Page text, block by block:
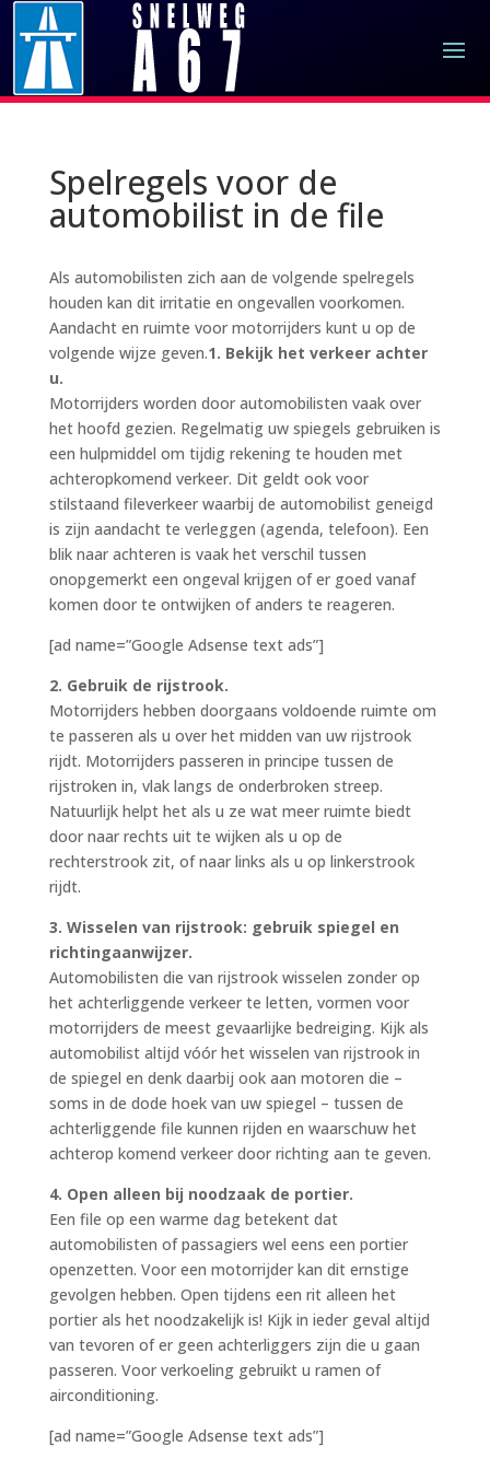
Spelregels voor de
automobilist in de file
Als automobilisten zich aan de volgende spelregels
houden kan dit irritatie en ongevallen voorkomen.
Aandacht en ruimte voor motorrijders kunt u op de
volgende wijze geven.1. Bekijk het verkeer achter
u.
Motorrijders worden door automobilisten vaak over
het hoofd gezien. Regelmatig uw spiegels gebruiken is
een hulpmiddel om tijdig rekening te houden met
achteropkomend verkeer. Dit geldt ook voor
stilstaand fileverkeer waarbij de automobilist geneigd
is zijn aandacht te verleggen (agenda, telefoon). Een
blik naar achteren is vaak het verschil tussen
onopgemerkt een ongeval krijgen of er goed vanaf
komen door te ontwijken of anders te reageren.
[ad name=”Google Adsense text ads”]
2. Gebruik de rijstrook.
Motorrijders hebben doorgaans voldoende ruimte om
te passeren als u over het midden van uw rijstrook
rijdt. Motorrijders passeren in principe tussen de
rijstroken in, vlak langs de onderbroken streep.
Natuurlijk helpt het als u ze wat meer ruimte biedt
door naar rechts uit te wijken als u op de
rechterstrook zit, of naar links als u op linkerstrook
rijdt.
3. Wisselen van rijstrook: gebruik spiegel en
richtingaanwijzer.
Automobilisten die van rijstrook wisselen zonder op
het achterliggende verkeer te letten, vormen voor
motorrijders de meest gevaarlijke bedreiging. Kijk als
automobilist altijd vóór het wisselen van rijstrook in
de spiegel en denk daarbij ook aan motoren die –
soms in de dode hoek van uw spiegel – tussen de
achterliggende file kunnen rijden en waarschuw het
achterop komend verkeer door richting aan te geven.
4. Open alleen bij noodzaak de portier.
Een file op een warme dag betekent dat
automobilisten of passagiers wel eens een portier
openzetten. Voor een motorrijder kan dit ernstige
gevolgen hebben. Open tijdens een rit alleen het
portier als het noodzakelijk is! Kijk in ieder geval altijd
van tevoren of er geen achterliggers zijn die u gaan
passeren. Voor verkoeling gebruikt u ramen of
airconditioning.
[ad name=”Google Adsense text ads”]